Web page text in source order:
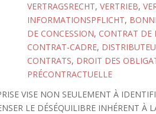
VERTRAGSRECHT, VERTRIEB,
INFORMATIONSPFLICHT,
DE CONCESSION, CONTRAT DE
CONTRAT-CADRE,
CONTRATS, DROIT DES
PRÉCONTRACTUELLE
VISE NON SEULEMENT À
LE DÉSÉQUILIBRE INHÉRENT